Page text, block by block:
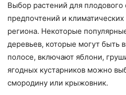
Выбор растений для плодового
предпочтений и
региона. Некоторые
деревьев, которые могут быть
полосе, включают яблони,
ягодных кустарников можно
смородину или крыжовник.